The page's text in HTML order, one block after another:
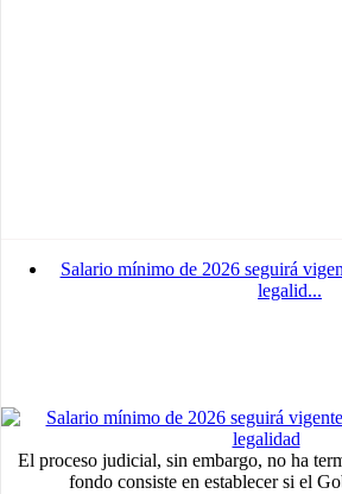
Salario mínimo de 2026 seguirá
legalid...
El proceso judicial, sin embargo, no ha
fondo consiste en establecer si el